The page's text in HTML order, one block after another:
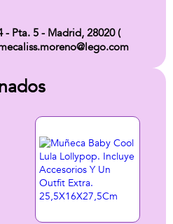
- Pta. 5 - Madrid, 28020 (